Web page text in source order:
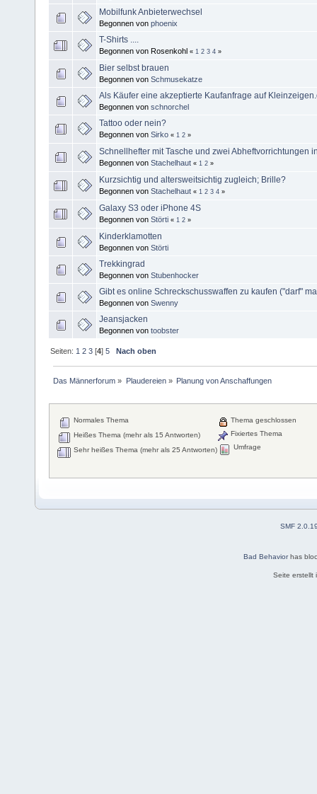
Mobilfunk Anbieterwechsel
Begonnen von phoenix
T-Shirts ....
Begonnen von Rosenkohl « 1 2 3 4 »
Bier selbst brauen
Begonnen von Schmusekatze
Als Käufer eine akzeptierte Kaufanfrage auf
Begonnen von schnorchel
Tattoo oder nein?
Begonnen von Sirko « 1 2 »
Schnellhefter mit Tasche und zwei Abheftvorrichtungen
Begonnen von Stachelhaut « 1 2 »
Kurzsichtig und altersweitsichtig zugleich; Brille?
Begonnen von Stachelhaut « 1 2 3 4 »
Galaxy S3 oder iPhone 4S
Begonnen von Störti « 1 2 »
Kinderklamotten
Begonnen von Störti
Trekkingrad
Begonnen von Stubenhocker
Gibt es online Schreckschusswaffen zu kaufen ("darf"
Begonnen von Swenny
Jeansjacken
Begonnen von toobster
Seiten: 1 2 3 [4]5 Nach oben
Das Männerforum » Plaudereien» Planung von Anschaffungen
Normales Thema
Heißes Thema (mehr als 15 Antworten)
Sehr heißes Thema (mehr als 25 Antworten)
Thema geschlossen
Fixiertes Thema
Umfrage
SMF
Bad Behaviorhas
Seite erstellt